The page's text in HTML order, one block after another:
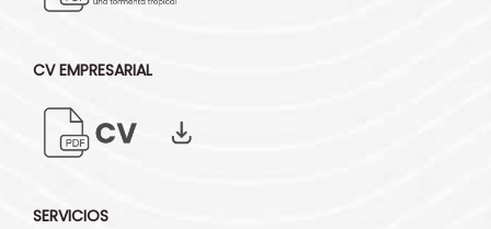
CV EMPRESARIAL
SERVICIOS